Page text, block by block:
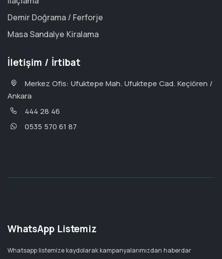
Demir Doğrama / Ferforje
Masa Sandalye Kiralama
İletişim / İrtibat
Merkez Ofis: Ufuktepe Mah. Ufuktepe Cad. Keçiören /
Ankara
444 28 46
0535 570 61 87
WhatsApp Listemiz
Whatsapp listemize kaydolarak kampanyalarımızdan haberdar